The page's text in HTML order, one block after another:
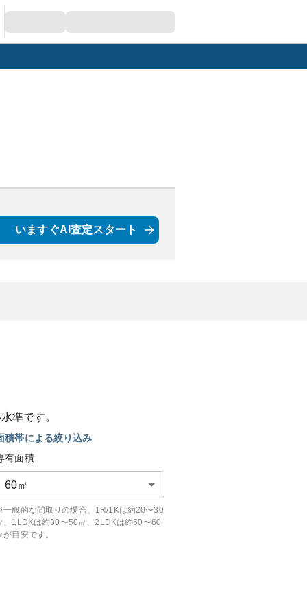
いますぐAI査定スタート
水準です。
積帯による絞り込み
有面積
60㎡
般的な間取りの場合、1R/1Kは約20〜30
、1LDKは約30〜50㎡、2LDKは約50〜60
が目安です。